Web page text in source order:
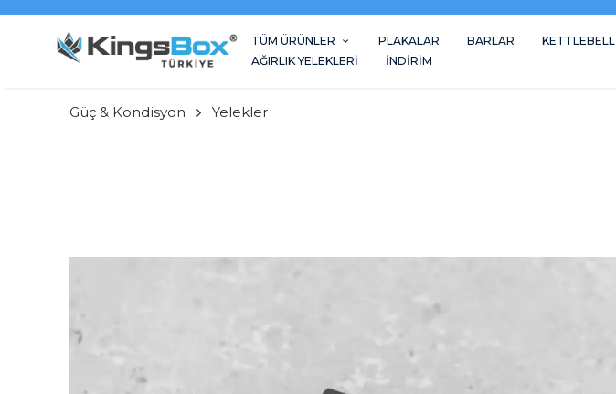
TÜM ÜRÜNLER PLAKALAR BARLAR KETTLEBELL
AĞIRLIK YELEKLERİ
İNDİRİM
Güç & Kondisyon Yelekler